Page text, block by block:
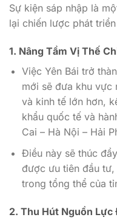
Sự kiện sáp nhập là
lại chiến lược phát
1. Nâng Tầm Vị Thế
Việc Yên Bái trở
mới sẽ đưa khu vực
và kinh tế lớn hơn,
khẩu quốc tế và
Cai – Hà Nội – Hải
Điều này sẽ thúc
được ưu tiên đầu
trong tổng thể của
2. Thu Hút Nguồn Lực